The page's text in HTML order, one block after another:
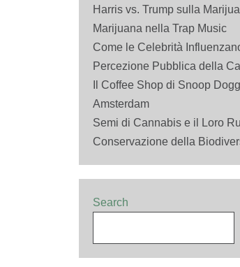
Harris vs. Trump sulla
Marijuana nella Trap Music
Come le Celebrità
Percezione Pubblica della
Il Coffee Shop di Snoop
Amsterdam
Semi di Cannabis e il Loro
Conservazione della
Search